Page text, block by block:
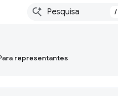
/
representantes